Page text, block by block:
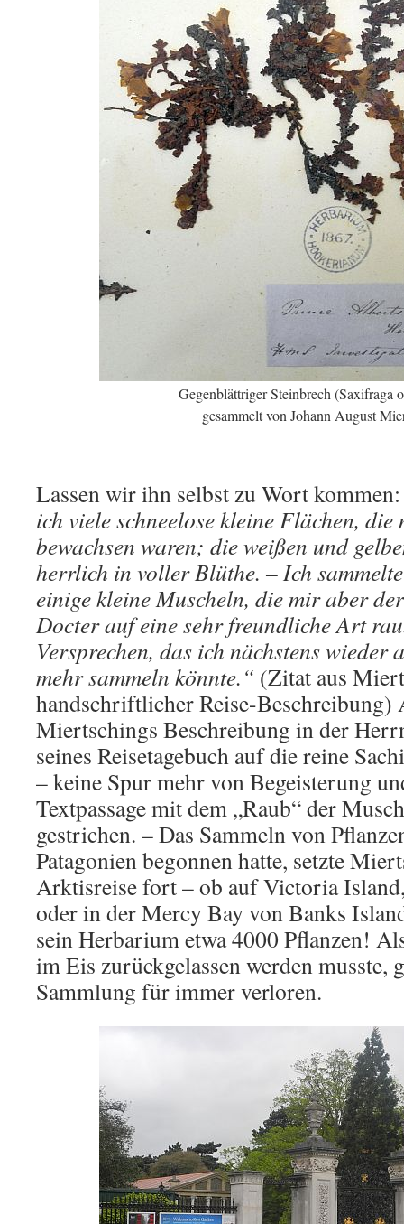
Gegenblättriger Steinbrech (Saxifraga
gesammelt von Johann August
Lassen wir ihn selbst zu Wort
ich viele schneelose kleine Flächen,
bewachsen waren; die weißen und
herrlich in voller Blüthe. – Ich
einige kleine Muscheln, die mir aber
Docter auf eine sehr freundliche Art
Versprechen, das ich nächstens wieder
mehr sammeln könnte.“ (Zitat aus
handschriftlicher Reise-
Miertschings Beschreibung in der
seines Reisetagebuch auf die reine
– keine Spur mehr von Begeisterung
Textpassage mit dem „Raub“ der
gestrichen. – Das Sammeln von
Patagonien begonnen hatte, setzte
Arktisreise fort – ob auf Victoria
oder in der Mercy Bay von Banks
sein Herbarium etwa 4000 Pflanzen!
im Eis zurückgelassen werden musste,
Sammlung für immer verloren.